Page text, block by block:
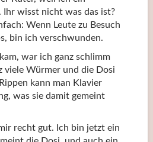
wisst nicht was das ist?
Wenn Leute zu Besuch
bin ich verschwunden.
war ich ganz schlimm
viele Würmer und die Dosi
kann man Klavier
was sie damit gemeint
recht gut. Ich bin jetzt ein